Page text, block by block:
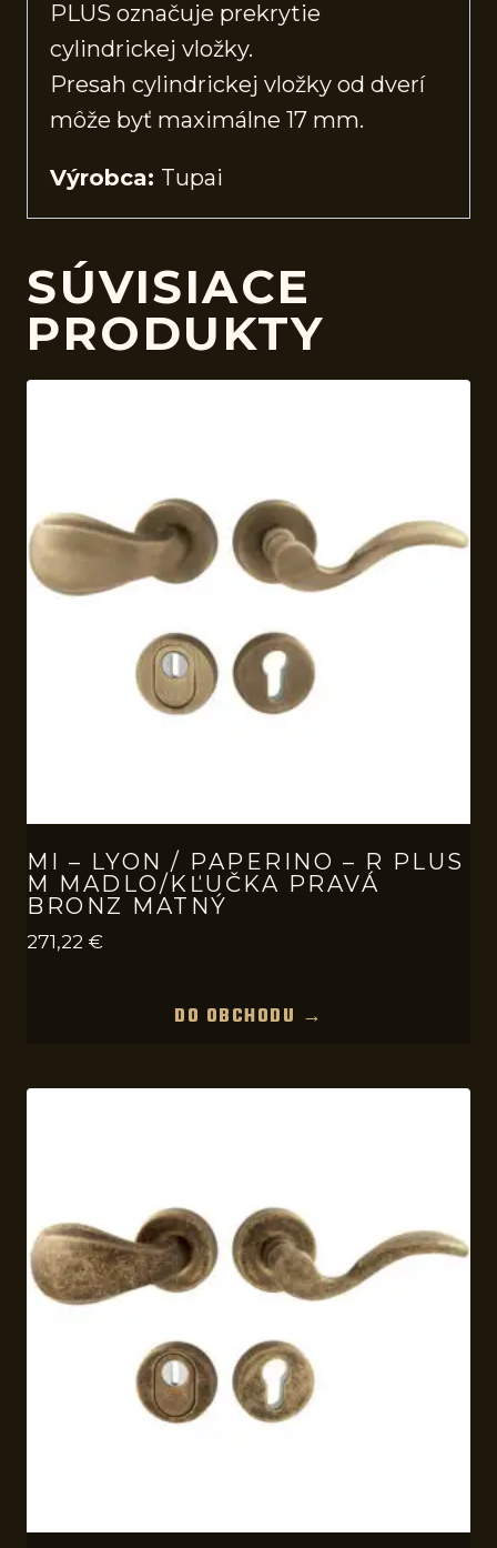
PLUS označuje prekrytie
cylindrickej vložky.
Presah cylindrickej vložky od dverí
môže byť maximálne 17 mm.
Výrobca: Tupai
SÚVISIACE
PRODUKTY
MI – LYON / PAPERINO – R PLUS
M MADLO/KĽUČKA PRAVÁ
BRONZ MATNÝ
271,22 €
DO OBCHODU →